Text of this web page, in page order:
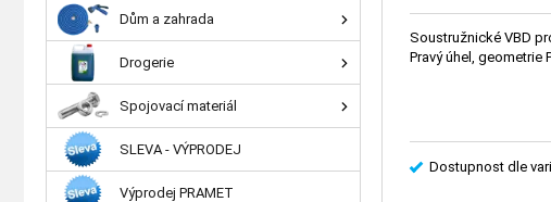
geometrie PR
Soustružnické VBD
Pravý úhel, geometrie
Dostupnost dle
Dům a zahrada
Drogerie
Spojovací materiál
SLEVA - VÝPRODEJ
Výprodej PRAMET